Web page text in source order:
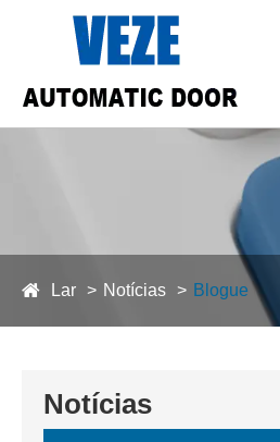
Lar Notícias Blogue
Notícias